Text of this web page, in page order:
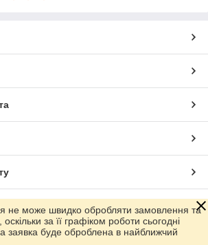
Prom.ua
не може швидко обробляти замовлення та
за її графіком роботи сьогодні
заявка буде оброблена в найближчий